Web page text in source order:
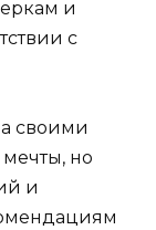
и
с
своими
но
и